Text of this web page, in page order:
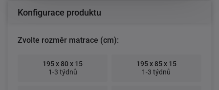
Konfigurace produktu
Zvolte rozměr matrace (cm):
195 x 80 x 15
1-3 týdnů
195 x 85 x 15
1-3 týdnů